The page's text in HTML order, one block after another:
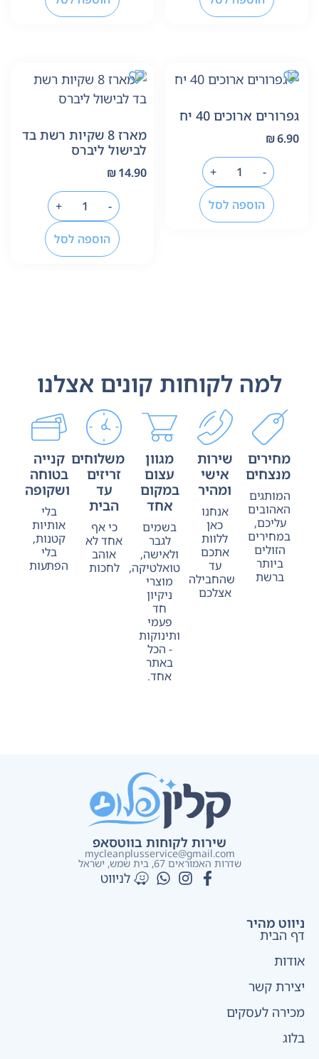
גפרורים ארוכים 40 יח
₪6.90
-
+
הוספה לסל
מארז 8 שקיות רשת בד
לבישול ליברס
₪14.90
-
+
הוספה לסל
למה לקוחות קונים אצלנו
מחירים
מנצחים
המותגים
האהובים
עליכם,
במחירים
הזולים
ביותר
ברשת
שירות
אישי
ומהיר
אנחנו
כאן
ללוות
אתכם
עד
שהחבילה
אצלכם
מגוון
עצום
במקום
אחד
בשמים
לגבר
ולאישה,
טואלטיקה,
מוצרי
ניקיון
חד
פעמי
ותינוקות
- הכל
באתר
אחד.
משלוחים
זריזים
עד
הבית
כי אף
אחד לא
אוהב
לחכות
קנייה
בטוחה
ושקופה
בלי
אותיות
קטנות,
בלי
הפתעות
שירות לקוחות בווטסאפ
mycleanplusservice@gmail.com
שדרות האמוראים 67, בית שמש​, ישראל
לניווט
ניווט מהיר
דף הבית
אודות
יצירת קשר
מכירה לעסקים
בלוג